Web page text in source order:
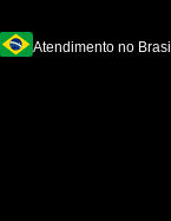
Atendimento no Brasil